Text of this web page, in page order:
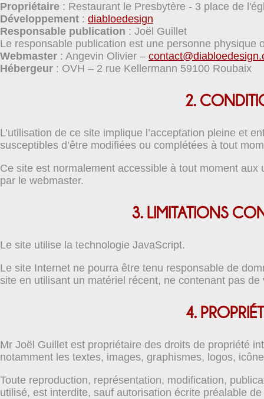
Propriétaire : Restaurant le Presbytère - 3 place de
Développement : diabloedesign
Responsable publication : Joël Guillet
Le responsable publication est une personne physique
Webmaster : Angevin Olivier –
Hébergeur : OVH – 2 rue Kellermann 59100 Roubaix
2.
L’utilisation de ce site implique l’acceptation pleine et
susceptibles d’être modifiées ou complétées à tout
Ce site est normalement accessible à tout moment
par le webmaster.
3. LIMITATIONS
Le site utilise la technologie JavaScript.
Le site Internet ne pourra être tenu responsable de
site en utilisant un matériel récent, ne contenant pas
4.
Mr Joël Guillet est propriétaire des droits de propriété
notamment les textes, images, graphismes, logos,
Toute reproduction, représentation, modification,
utilisé, est interdite, sauf autorisation écrite préalable